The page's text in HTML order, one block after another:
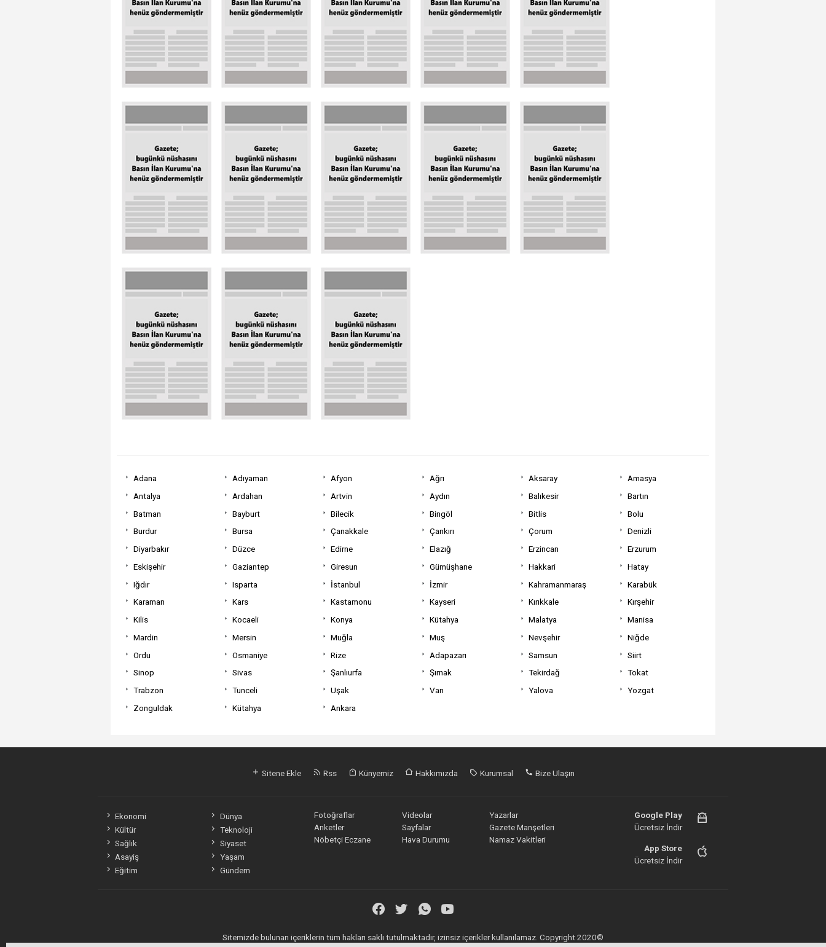
Adana Adıyaman Afyon Ağrı Aksaray
Amasya
Antalya
Ardahan Artvin Aydın Balıkesir
Bartın
Batman
Bayburt Bilecik Bingöl Bitlis
Bolu
Burdur
Bursa Çanakkale Çankırı Çorum
Denizli
Diyarbakır
Düzce Edirne Elazığ Erzincan
Erzurum
Eskişehir
Gaziantep Giresun Gümüşhane Hakkari
Hatay
Iğdır
Isparta İstanbul İzmir Kahramanmaraş
Karabük
Karaman
Kars Kastamonu Kayseri Kırıkkale
Kırşehir
Kilis
Kocaeli Konya Kütahya Malatya
Manisa
Mardin
Mersin Muğla Muş Nevşehir
Niğde
Ordu
Osmaniye Rize Adapazarı Samsun
Siirt
Sinop
Sivas Şanlıurfa Şırnak Tekirdağ
Tokat
Trabzon
Tunceli Uşak Van Yalova
Yozgat
Zonguldak
Kütahya Ankara
Sitene Ekle Rss Künyemiz Hakkımızda Kurumsal Bize Ulaşın
Ekonomi
Dünya
Kültür
Teknoloji
Sağlık
Siyaset
Asayiş
Yaşam
Eğitim
Gündem
Fotoğraflar Videolar
Yazarlar
Anketler
Sayfalar
Gazete Manşetleri
Nöbetçi Eczane
Hava Durumu Namaz Vakitleri
Google Play
Ücretsiz İndir
App Store
Ücretsiz İndir
Sitemizde bulunan içeriklerin tüm hakları saklı tutulmaktadır, izinsiz içerikler kullanılamaz. Copyright 2020©